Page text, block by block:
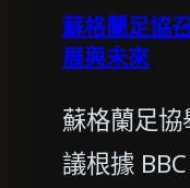
蘇格蘭足協
展與未來
蘇格蘭足
議根據